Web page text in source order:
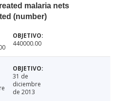
malaria nets
(number)
440000.00
31 de
diciembre
de 2013